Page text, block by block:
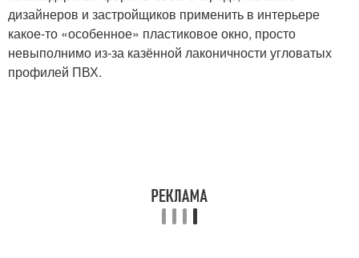
дизайнеров и застройщиков применить в интерьере
какое-то «особенное» пластиковое окно, просто
невыполнимо из-за казённой лаконичности угловатых
профилей ПВХ.